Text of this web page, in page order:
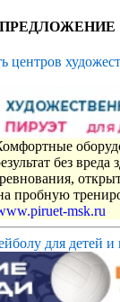
центров
без
пробную
msk.ru
для детей и